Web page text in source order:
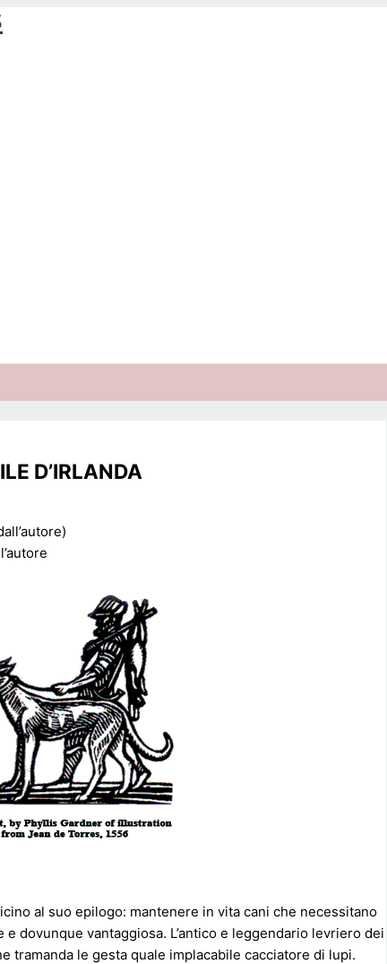
D’IRLANDA
al suo epilogo: mantenere in vita cani che necessitano
dovunque vantaggiosa. L’antico e leggendario levriero dei
tramanda le gesta quale implacabile cacciatore di lupi.